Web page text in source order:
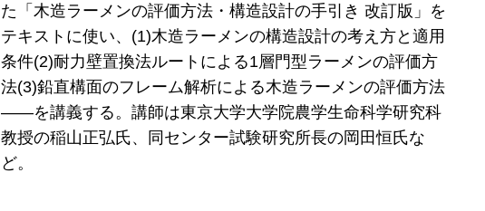
た「木造ラーメンの評価方法・構造設計の手引き 改訂版」を
テキストに使い、(1)木造ラーメンの構造設計の考え方と適用
条件(2)耐力壁置換法ルートによる1層門型ラーメンの評価方
法(3)鉛直構面のフレーム解析による木造ラーメンの評価方法
――を講義する。講師は東京大学大学院農学生命科学研究科
教授の稲山正弘氏、同センター試験研究所長の岡田恒氏な
ど。